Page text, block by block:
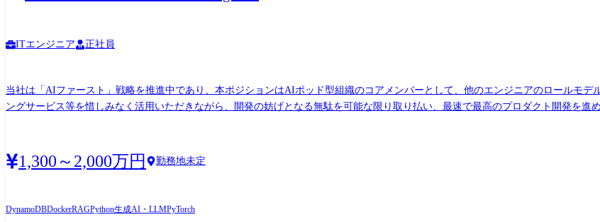
ITエンジニア 正社員
当社は「AIファースト」戦略を推進中であり、本ポジションはAIポッド型組織のコアメンバーとして、他のエンジニアのロールモデルを担っ
ングサービス等を惜しみなく活用いただきながら、開発の妨げとなる無駄を可能な限り取り払い、最速で最高のプロダクト開発を進められる体制を目
を、広く募集します。 想定される主な業務 ●AI戦略の推進 ・商談解析AI(NLP、音声処理、感情分析)のモデル設計・開発をリードし、AIポッド型組織の開発プロセスを定義。 ・AIエージ
ェント統合:GitHub Copilot、CrewAI、LangChainなどを活用したAgentic Workflowの構築と最適化。 ・プロトタイプ開発:48時間ビルドチャレンジなど、迅速なコンセプト検証とプロダクト展
音声処理API、CRM(Salesforce、HubSpot)とのデータ連携)、AIアルゴリズムの組み込み。 ・インフラ環境の構築・運用(例:オブザーバビリティ確保のためのDatadog、Prometheus導入)、
1,300～2,000万円 勤務地未定
DynamoDBDockerRAGPython生成AI・LLMPyTorch